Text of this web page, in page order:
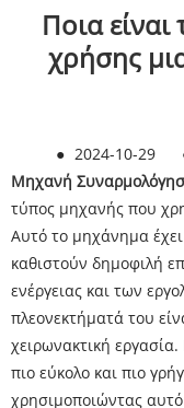
Ποια
χρήσης
● 2024-10-29
Μηχανή
τύπος μηχανής που
Αυτό το μηχάνημα
καθιστούν δημοφιλή
ενέργειας και των
πλεονεκτήματά του
χειρωνακτική
πιο εύκολο και πιο
χρησιμοποιώντας